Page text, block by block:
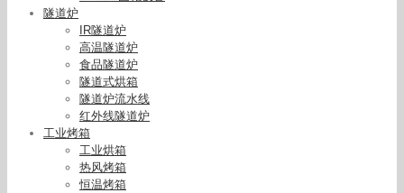
隧道炉
IR隧道炉
高温隧道炉
食品隧道炉
隧道式烘箱
隧道炉流水线
红外线隧道炉
工业烤箱
工业烘箱
热风烤箱
恒温烤箱